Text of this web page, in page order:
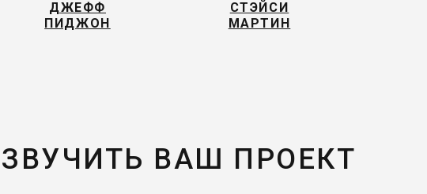
ДЖЕФФ
ПИДЖОН
СТЭЙСИ
МАРТИН
ВАШ ПРОЕКТ